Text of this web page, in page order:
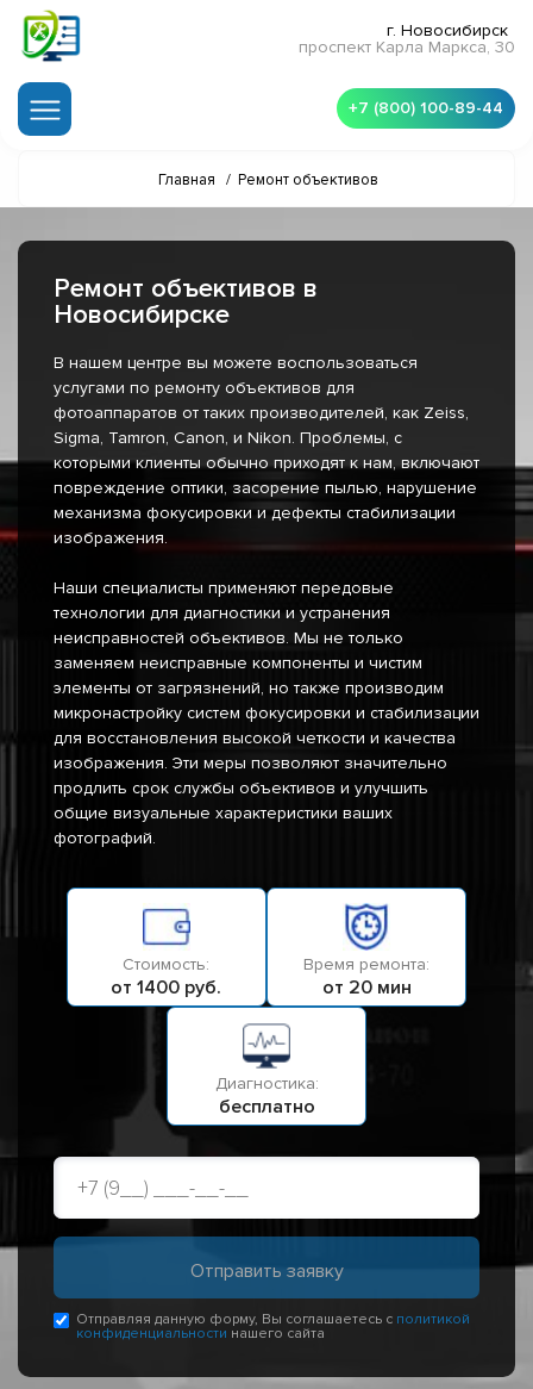
г. Новосибирск
проспект Карла Маркса, 30
+7 (800) 100-89-44
Главная / Ремонт объективов
Ремонт объективов в
Новосибирске
В нашем центре вы можете воспользоваться
услугами по ремонту объективов для
фотоаппаратов от таких производителей, как Zeiss,
Sigma, Tamron, Canon, и Nikon. Проблемы, с
которыми клиенты обычно приходят к нам, включают
повреждение оптики, засорение пылью, нарушение
механизма фокусировки и дефекты стабилизации
изображения.
Наши специалисты применяют передовые
технологии для диагностики и устранения
неисправностей объективов. Мы не только
заменяем неисправные компоненты и чистим
элементы от загрязнений, но также производим
микронастройку систем фокусировки и стабилизации
для восстановления высокой четкости и качества
изображения. Эти меры позволяют значительно
продлить срок службы объективов и улучшить
общие визуальные характеристики ваших
фотографий.
Стоимость:
от 1400 руб.
Время ремонта:
от 20 мин
Диагностика:
бесплатно
Отправляя данную форму, Вы соглашаетесь с политикой
конфиденциальности нашего сайта